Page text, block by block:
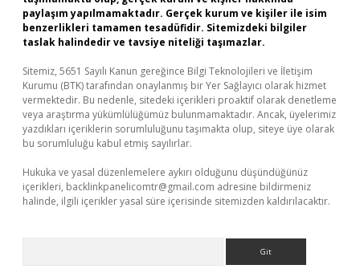
paylaşım yapılmamaktadır. Gerçek kurum ve kişiler ile isim
benzerlikleri tamamen tesadüfidir. Sitemizdeki bilgiler
taslak halindedir ve tavsiye niteliği taşımazlar.
Sitemiz, 5651 Sayılı Kanun gereğince Bilgi Teknolojileri ve İletişim
Kurumu (BTK) tarafından onaylanmış bir Yer Sağlayıcı olarak hizmet
vermektedir. Bu nedenle, sitedeki içerikleri proaktif olarak denetleme
veya araştırma yükümlülüğümüz bulunmamaktadır. Ancak, üyelerimiz
yazdıkları içeriklerin sorumluluğunu taşımakta olup, siteye üye olarak
bu sorumluluğu kabul etmiş sayılırlar.
Hukuka ve yasal düzenlemelere aykırı olduğunu düşündüğünüz
içerikleri, backlinkpanelicomtr@gmail.com adresine bildirmeniz
halinde, ilgili içerikler yasal süre içerisinde sitemizden kaldırılacaktır.